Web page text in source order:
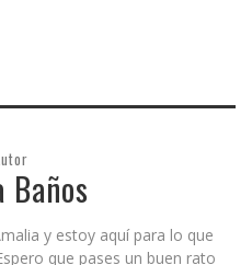
y estoy aquí para lo que
que pases un buen rato